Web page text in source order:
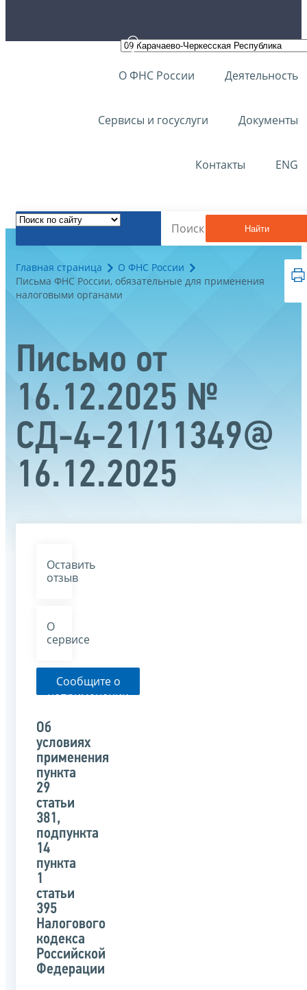
О ФНС России Деятельность
Сервисы и госуслуги Документы
Контакты ENG
Найти
Главная страница
О ФНС России
Письма ФНС России, обязательные для применения
налоговыми органами
Письмо от
16.12.2025 №
СД-4-21/11349@
16.12.2025
Оставить
отзыв
О
сервисе
Сообщите о
неприменении
указанного
письма
Об
условиях
применения
пункта
29
статьи
381,
подпункта
14
пункта
1
статьи
395
Налогового
кодекса
Российской
Федерации